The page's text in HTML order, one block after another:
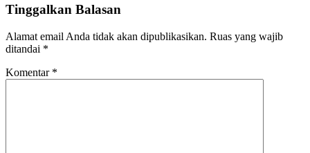
Tinggalkan Balasan
Alamat email Anda tidak akan dipublikasikan. Ruas yang wajib
ditandai *
Komentar *